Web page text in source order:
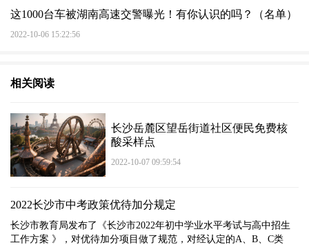
这1000台车被湖南高速交警曝光！有你认识的吗？（名单）
2022-10-06 15:22:56
相关阅读
长沙岳麓区望岳街道社区便民免费核
酸采样点
2022-10-07 09:59:54
2022长沙市中考政策优待加分规定
长沙市教育局发布了《长沙市2022年初中学业水平考试与高中招生
工作方案 》，对优待加分项目做了规范，对经认定的A、B、C类